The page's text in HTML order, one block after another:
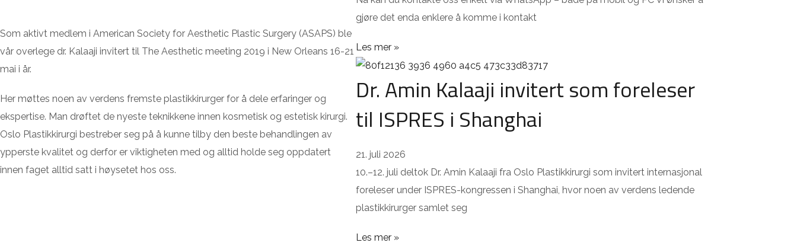
Som aktivt medlem i American Society for Aesthetic Plastic Surgery (ASAPS) ble
vår overlege dr. Kalaaji invitert til The Aesthetic meeting 2019 i New Orleans 16-21
mai i år.
Her møttes noen av verdens fremste plastikkirurger for å dele erfaringer og
ekspertise. Man drøftet de nyeste teknikkene innen kosmetisk og estetisk kirurgi.
Oslo Plastikkirurgi bestreber seg på å kunne tilby den beste behandlingen av
ypperste kvalitet og derfor er viktigheten med og alltid holde seg oppdatert
innen faget alltid satt i høysetet hos oss.
gjøre det enda enklere å komme i kontakt
Les mer »
Dr. Amin Kalaaji invitert som foreleser
til ISPRES i Shanghai
21. juli 2026
10.–12. juli deltok Dr. Amin Kalaaji fra Oslo Plastikkirurgi som invitert internasjonal
foreleser under ISPRES-kongressen i Shanghai, hvor noen av verdens ledende
plastikkirurger samlet seg
Les mer »